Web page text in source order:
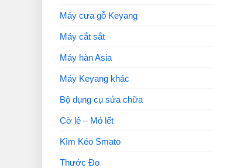
Máy cưa gỗ Keyang
Máy cắt sắt
Máy hàn Asia
Máy Keyang khác
Bộ dụng cụ sửa chữa
Cờ lê – Mỏ lết
Kìm Kéo Smato
Thước Đo